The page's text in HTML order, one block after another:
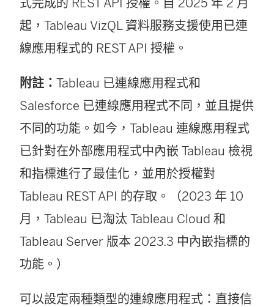
式完成的 REST API 授權。自 2025 年 2 月
起，Tableau VizQL 資料服務支援使用已連
線應用程式的 REST API 授權。
附註： Tableau 已連線應用程式和
Salesforce 已連線應用程式不同，並且提供
不同的功能。如今，Tableau 連線應用程式
已針對在外部應用程式中內嵌 Tableau 檢視
和指標進行了最佳化，並用於授權對
Tableau REST API 的存取。（2023 年 10
月，Tableau 已淘汰 Tableau Cloud 和
Tableau Server 版本 2023.3 中內嵌指標的
功能。）
可以設定兩種類型的連線應用程式：直接信